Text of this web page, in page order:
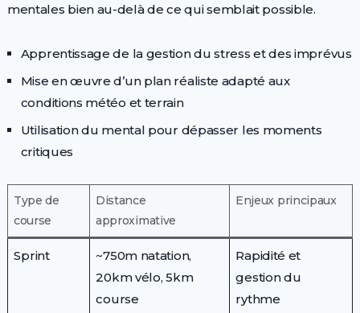
mentales bien au-delà de ce qui semblait possible.
Apprentissage de la gestion du stress et des imprévus
Mise en œuvre d’un plan réaliste adapté aux
conditions météo et terrain
Utilisation du mental pour dépasser les moments
critiques
Type de
course
Distance
approximative
Enjeux principaux
Sprint
~750m natation,
20km vélo, 5km
course
Rapidité et
gestion du
rythme